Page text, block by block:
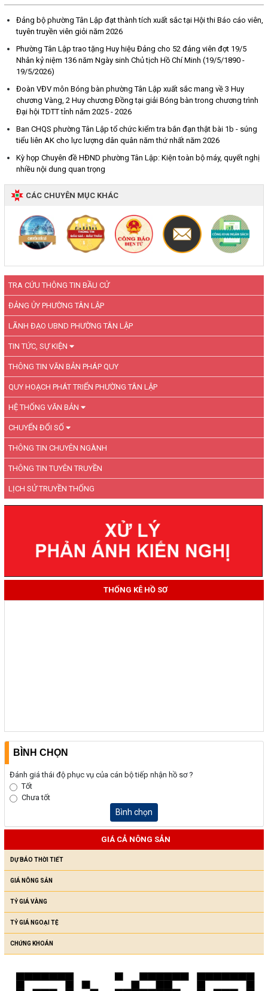
TRA CỨU THÔNG TIN BẦU CỬ
ĐẢNG ỦY PHƯỜNG TÂN LẬP
LÃNH ĐẠO UBND PHƯỜNG TÂN LẬP
TIN TỨC, SỰ KIỆN
THÔNG TIN VĂN BẢN PHÁP QUY
QUY HOẠCH PHÁT TRIỂN PHƯỜNG TÂN LẬP
HỆ THỐNG VĂN BẢN
CHUYỂN ĐỔI SỐ
THÔNG TIN CHUYÊN NGÀNH
THÔNG TIN TUYÊN TRUYỀN
LỊCH SỬ TRUYỀN THỐNG
THỐNG KÊ HỒ SƠ
BÌNH CHỌN
Đánh giá thái độ phục vụ của cán bộ tiếp nhận hồ sơ ?
Tốt
Chưa tốt
Bình chọn
GIÁ CẢ NÔNG SẢN
DỰ BÁO THỜI TIẾT
GIÁ NÔNG SẢN
TỶ GIÁ VÀNG
TỶ GIÁ NGOẠI TỆ
CHỨNG KHOÁN
Đảng bộ phường Tân Lập đạt thành tích xuất sắc tại Hội thi Báo cáo viên,
tuyên truyền viên giỏi năm 2026
Phường Tân Lập trao tặng Huy hiệu Đảng cho 52 đảng viên đợt 19/5
Nhân kỷ niệm 136 năm Ngày sinh Chủ tịch Hồ Chí Minh (19/5/1890 -
19/5/2026)
Đoàn VĐV môn Bóng bàn phường Tân Lập xuất sắc mang về 3 Huy
chương Vàng, 2 Huy chương Đồng tại giải Bóng bàn trong chương trình
Đại hội TDTT tỉnh năm 2025 - 2026
Ban CHQS phường Tân Lập tổ chức kiểm tra bắn đạn thật bài 1b - súng
tiểu liên AK cho lực lượng dân quân năm thứ nhất năm 2026
Kỳ họp Chuyên đề HĐND phường Tân Lập: Kiện toàn bộ máy, quyết nghị
nhiều nội dung quan trọng
CÁC CHUYÊN MỤC KHÁC